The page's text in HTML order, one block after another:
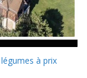
à prix